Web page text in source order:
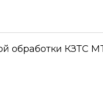
обработки КЗТС